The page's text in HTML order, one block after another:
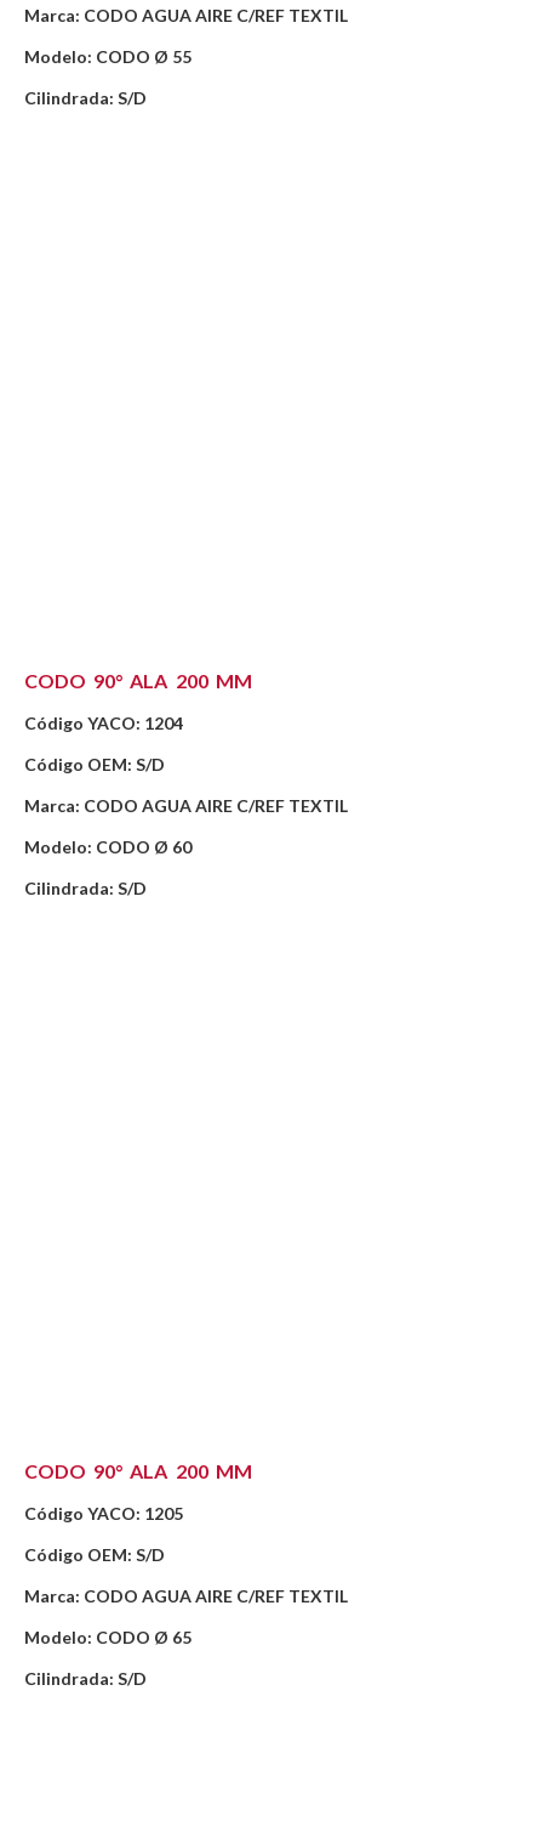
Marca: CODO AGUA AIRE C/REF TEXTIL
Modelo: CODO Ø 55
Cilindrada: S/D
CODO 90° ALA 200 MM
Código YACO: 1204
Código OEM: S/D
Marca: CODO AGUA AIRE C/REF TEXTIL
Modelo: CODO Ø 60
Cilindrada: S/D
CODO 90° ALA 200 MM
Código YACO: 1205
Código OEM: S/D
Marca: CODO AGUA AIRE C/REF TEXTIL
Modelo: CODO Ø 65
Cilindrada: S/D